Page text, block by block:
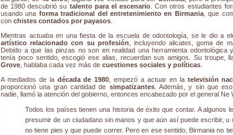
de 1980 descubrió su talento para el escenario . Con otros estudiantes
usando una forma tradicional del entretenimiento en Birmania, que
con chistes contados por payasos
Mientras actuaba en una fiesta de la escuela de odontología, se le dio a
artístico relacionado con su profesión , incluyendo alicates, goma de
Debido a que las pinzas no son en realidad una herramienta odontológica
tenía poco sentido, escogió ese alias, recuerdan sus amigos. Su troupe,
Grove , hablaba cada vez más de cuestiones sociales y políticas
A mediados de la década de 1980 , empezó a actuar en la televisión
proporcionó una gran cantidad de simpatizantes. Además, y sin que
nadie, llamó la atención del gobierno, entonces encabezado por el general Ne
Todos los países tienen una historia de éxito que contar. A algunos
presumir de un ciudadano sin manos y que aún así puede escribir, u
no tiene pies y que puede correr. Pero en ese sentido, Birmania no